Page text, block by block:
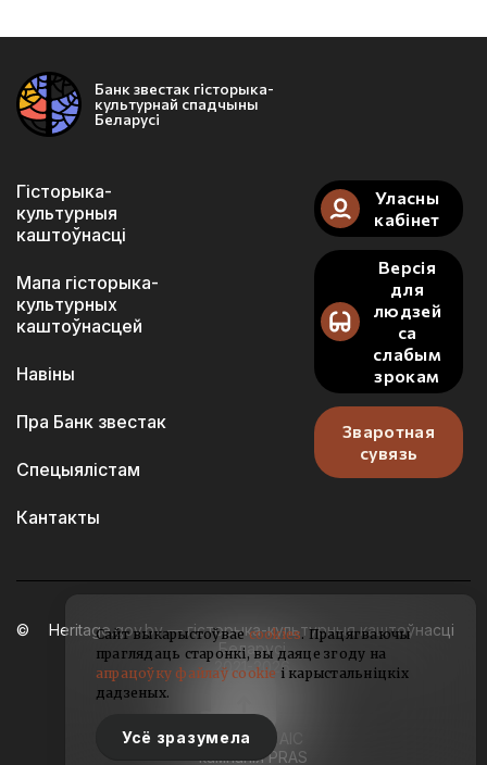
Банк звестак гісторыка-
культурнай спадчыны
Беларусі
Гісторыка-
культурныя
каштоўнасці
Мапа гісторыка-
культурных
каштоўнасцей
Навіны
Пра Банк звестак
Спецыялістам
Кантакты
Уласны
кабінет
Версія
для
людзей
са
слабым
зрокам
Зваротная
сувязь
Heritage.gov.by — гісторыка-культурныя каштоўнасці
Беларусі
2021-2026
Распрацоўка АІС
— кампанія PRAS
Сайт выкарыстоўваеcookies. Працягваючы
праглядаць старонкі, вы даяце згоду на
апрацоўку файлаў cookie і карыстальніцкіх
дадзеных.
Усё зразумела